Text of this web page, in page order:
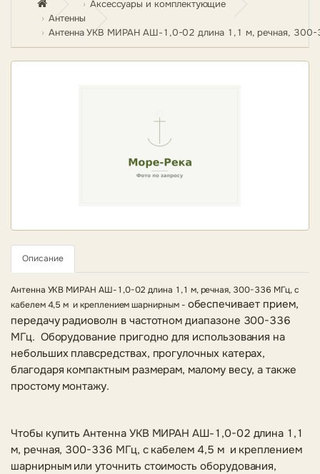
Аксессуары и комплектующие
Антенны
Антенна УКВ МИРАН АШ-1,0-02 длина 1,1 м, речная, 300-
Описание
Антенна УКВ МИРАН АШ-1,0-02 длина 1,1 м, речная, 300-336 МГц, с
кабелем 4,5 м и креплением шарнирным - обеспечивает прием,
передачу радиоволн в частотном диапазоне 300-336
МГц. Оборудование пригодно для использования на
небольших плавсредствах, прогулочных катерах,
благодаря компактным размерам, малому весу, а также
простому монтажу.
Чтобы купить Антенна УКВ МИРАН АШ-1,0-02 длина 1,1
м, речная, 300-336 МГц, с кабелем 4,5 м и креплением
шарнирным или уточнить стоимость оборудования,